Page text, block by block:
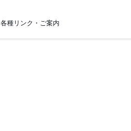
各種リンク・ご案内